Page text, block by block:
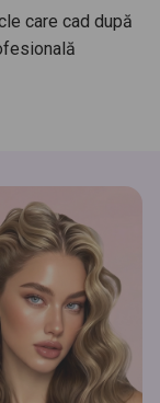
care cad după